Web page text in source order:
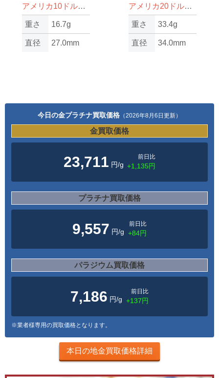
アメリカ10ドル金貨
重さ 16.7g
直径 27.0mm
アメリカ20ドル金貨
重さ 33.4g
直径 34.0mm
今日の金プラチナ買取価格 （2026年8月6日更新）
金買取価格
23,711 円/g
前日比
+1,135円
プラチナ買取価格
9,557 円/g
前日比
+84円
パラジウム買取価格
7,186 円/g
前日比
+137円
※業者様専用の買取価格となります。
本日の地金買取価格詳細